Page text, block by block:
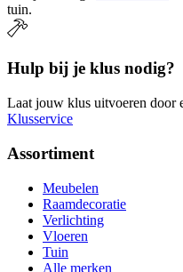
tuin.
Hulp bij je klus nodig?
Laat jouw klus uitvoeren door
Klusservice
Assortiment
Meubelen
Raamdecoratie
Verlichting
Vloeren
Tuin
Alle merken